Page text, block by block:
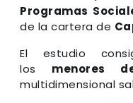
Programas
de la cartera de
El estudio
los menores
multidimensional